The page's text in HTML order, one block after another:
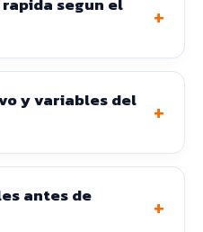
+
y variables del
+
antes de
+